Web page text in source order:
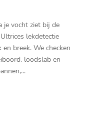
je vocht ziet bij de
lekdetectie
breek.​ We checken
loodslab en